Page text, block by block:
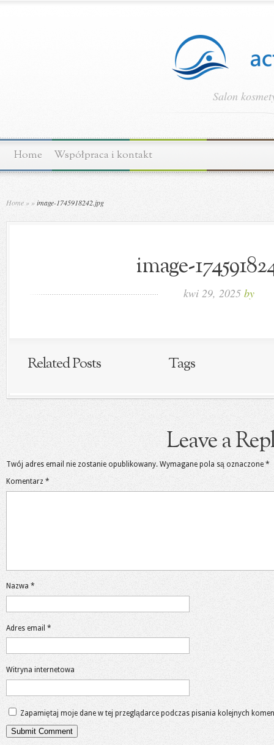
Salon
Home Współpraca i kontakt
Home » »image-1745918242.jpg
image-
kwi 29, 2025 by
Related Posts Tags
Leave a
Twój adres email nie zostanie opublikowany. Wymagane pola są oznaczone *
Komentarz *
Nazwa *
Adres email *
Witryna internetowa
Zapamiętaj moje dane w tej przeglądarce podczas pisania kolejnych